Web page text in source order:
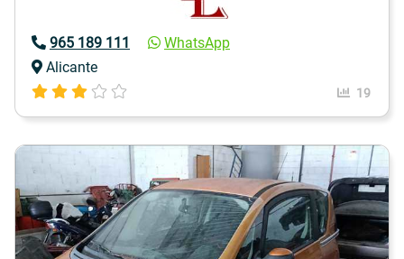
965 189 111
WhatsApp
Alicante
19